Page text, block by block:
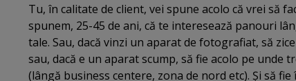
Tu, în calitate de client, vei spune acolo că vrei să
spunem, 25-45 de ani, că te interesează panouri
tale. Sau, dacă vinzi un aparat de fotografiat, să
sau, dacă e un aparat scump, să fie acolo pe unde
(lângă business centere, zona de nord etc). Şi să